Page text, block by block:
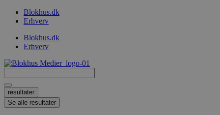
VidereBlokhus.dk
Erhverv
Blokhus.dk
Erhverv
...
resultater
Se alle resultater